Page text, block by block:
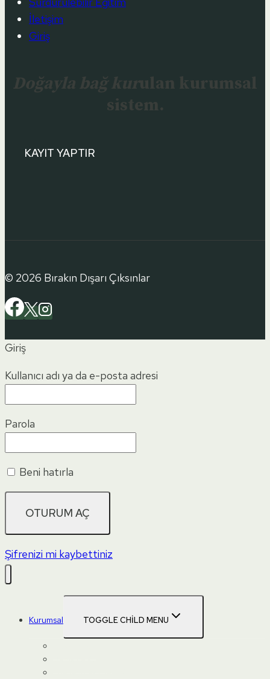
İletişim
Giriş
Doğayla bağ kurulan kurumsal
sistem.
KAYIT YAPTIR
© 2026 Bırakın Dışarı Çıksınlar
Giriş
Kullanıcı adı ya da e-posta adresi
Parola
Beni hatırla
Şifrenizi mi kaybettiniz
Kurumsal TOGGLE CHILD MENU